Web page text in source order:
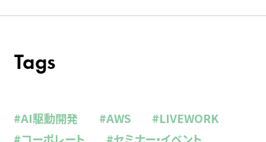
Tags
#AI駆動開発 #AWS
#LIVEWORK